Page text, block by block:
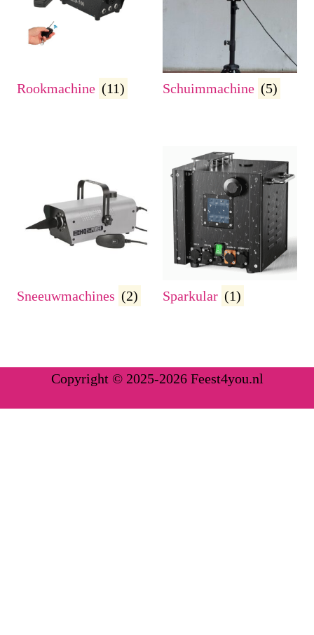
Rookmachine (11) Schuimmachine (5)
Sneeuwmachines (2) Sparkular (1)